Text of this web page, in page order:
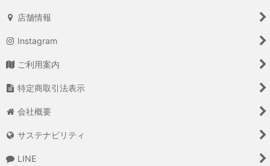
店舗情報
Instagram
ご利用案内
特定商取引法表示
会社概要
サステナビリティ
LINE